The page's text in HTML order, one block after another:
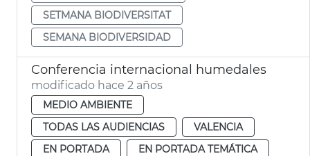
SETMANA BIODIVERSITAT
SEMANA BIODIVERSIDAD
Conferencia internacional humedales
modificado hace 2 años
MEDIO AMBIENTE
TODAS LAS AUDIENCIAS
VALENCIA
EN PORTADA
EN PORTADA TEMÁTICA